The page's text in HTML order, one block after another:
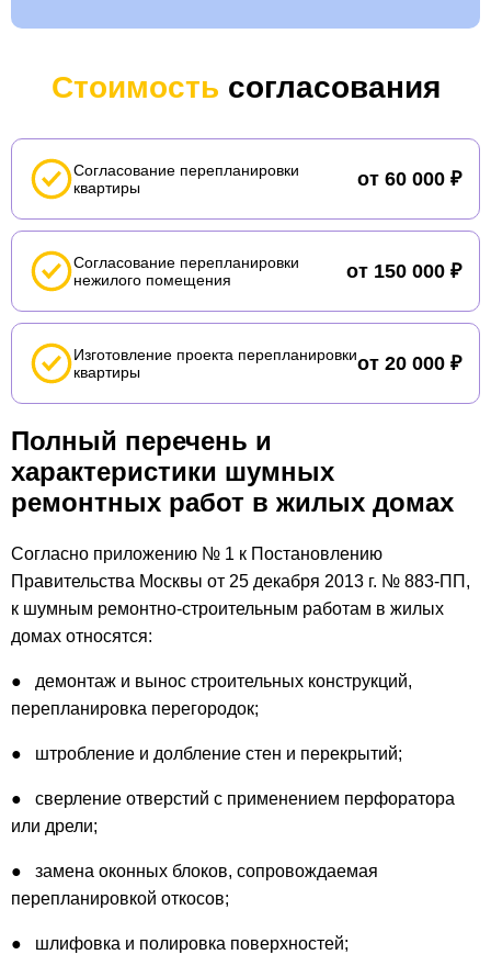
Стоимость согласования
Согласование перепланировки
квартиры
от 60 000 ₽
Согласование перепланировки
нежилого помещения
от 150 000 ₽
Изготовление проекта перепланировки
квартиры
от 20 000 ₽
Полный перечень и
характеристики шумных
ремонтных работ в жилых домах
Согласно приложению № 1 к Постановлению
Правительства Москвы от 25 декабря 2013 г. № 883-ПП,
к шумным ремонтно-строительным работам в жилых
домах относятся:
● демонтаж и вынос строительных конструкций,
перепланировка перегородок;
● штробление и долбление стен и перекрытий;
● сверление отверстий с применением перфоратора
или дрели;
●
замена оконных блоков, сопровождаемая
перепланировкой откосов;
● шлифовка и полировка поверхностей;